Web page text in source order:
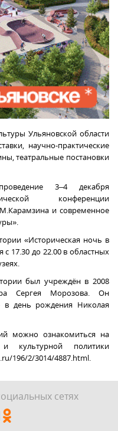
Ульяновской области
научно-практические
театральные постановки
3–4 декабря
конференции
и современное
«Историческая ночь в
с 17.30 до 22.00 в областных
был учреждён в 2008
Сергея Морозова. Он
в день рождения Николая
можно ознакомиться на
и культурной политики
196/2/3014/4887.html.
сетях